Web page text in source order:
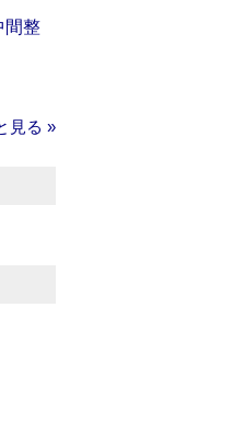
間整
見る »